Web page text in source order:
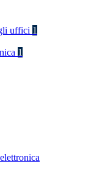
uffici 1
1